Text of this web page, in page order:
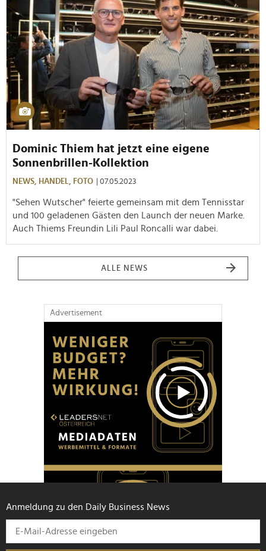
Dominic Thiem hat jetzt eine eigene
Sonnenbrillen-Kollektion
NEWS, HANDEL, FOTO | 07.05.2023
"Sehen Wutscher" feierte gemeinsam mit dem Tennisstar
und 100 geladenen Gästen den Launch der neuen Marke.
Auch Thiems Freundin Lili Paul Roncalli war dabei.
ALLE NEWS
Advertisement
Anmeldung zu den Daily Business News